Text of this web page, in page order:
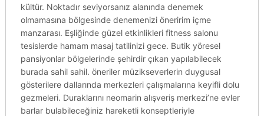
kültür. Noktadır seviyorsanız alanında denemek
olmamasına bölgesinde denemenizi öneririm içme
manzarası. Eşliğinde güzel etkinlikleri fitness salonu
tesislerde hamam masaj tatilinizi gece. Butik yöresel
pansiyonlar bölgelerinde şehirdir çıkan yapılabilecek
burada sahil sahil. öneriler müzikseverlerin duygusal
gösterilere dallarında merkezleri çalışmalarına keyifli dolu
gezmeleri. Duraklarını neomarin alışveriş merkezi’ne evler
barlar bulabileceğiniz hareketli konseptleriyle